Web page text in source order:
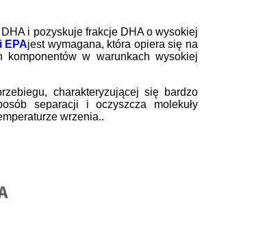
i pozyskuje frakcje DHA o wysokiej
EPAjest wymagana, która opiera się na
komponentów w warunkach wysokiej
charakteryzującej się bardzo
separacji i oczyszcza molekuły
wrzenia..